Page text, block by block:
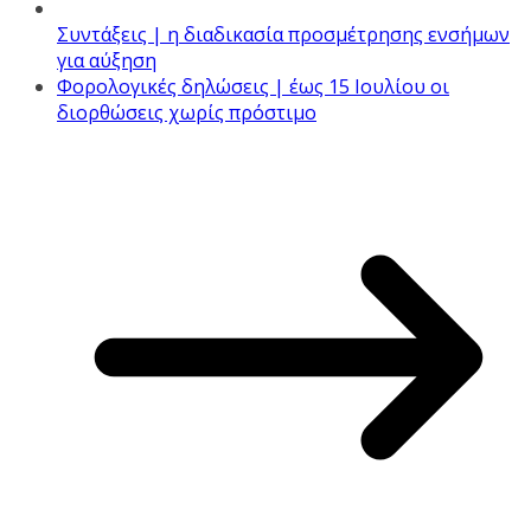
Συντάξεις | η διαδικασία προσμέτρησης ενσήμων
για αύξηση
Φορολογικές δηλώσεις | έως 15 Ιουλίου οι
διορθώσεις χωρίς πρόστιμο